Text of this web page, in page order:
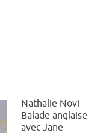
Nathalie Novi
Balade anglaise
avec Jane